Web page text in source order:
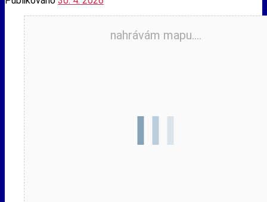
nahrávám mapu....